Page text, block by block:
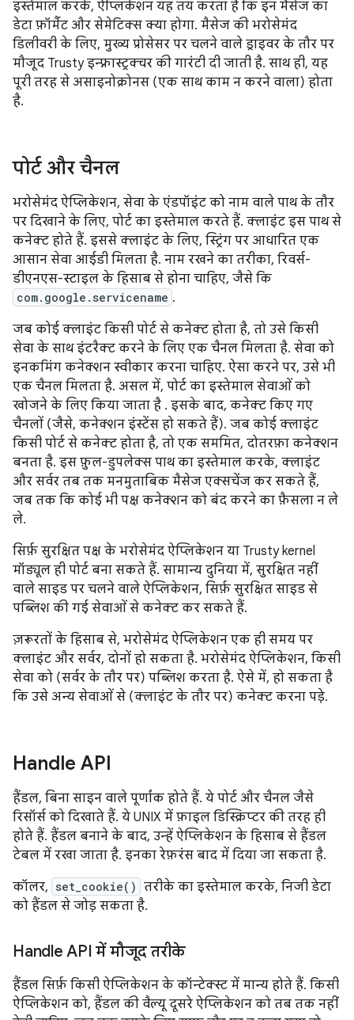
इस्तेमाल करके, ऐप्लिकेशन यह तय करता है कि इन मैसेज का
डेटा फ़ॉर्मैट और सेमेटिक्स क्या होगा. मैसेज की भरोसेमंद
डिलीवरी के लिए, मुख्य प्रोसेसर पर चलने वाले ड्राइवर के तौर पर
मौजूद Trusty इन्फ़्रास्ट्रक्चर की गारंटी दी जाती है. साथ ही, यह
पूरी तरह से असाइनोक्रोनस (एक साथ काम न करने वाला) होता
है.
पोर्ट और चैनल
भरोसेमंद ऐप्लिकेशन, सेवा के एंडपॉइंट को नाम वाले पाथ के तौर
पर दिखाने के लिए, पोर्ट का इस्तेमाल करते हैं. क्लाइंट इस पाथ से
कनेक्ट होते हैं. इससे क्लाइंट के लिए, स्ट्रिंग पर आधारित एक
आसान सेवा आईडी मिलता है. नाम रखने का तरीका, रिवर्स-
डीएनएस-स्टाइल के हिसाब से होना चाहिए, जैसे कि
com.google.servicename .
जब कोई क्लाइंट किसी पोर्ट से कनेक्ट होता है, तो उसे किसी
सेवा के साथ इंटरैक्ट करने के लिए एक चैनल मिलता है. सेवा को
इनकमिंग कनेक्शन स्वीकार करना चाहिए. ऐसा करने पर, उसे भी
एक चैनल मिलता है. असल में, पोर्ट का इस्तेमाल सेवाओं को
खोजने के लिए किया जाता है . इसके बाद, कनेक्ट किए गए
चैनलों (जैसे, कनेक्शन इंस्टेंस हो सकते हैं). जब कोई क्लाइंट
किसी पोर्ट से कनेक्ट होता है, तो एक सममित, दोतरफ़ा कनेक्शन
बनता है. इस फ़ुल-डुपलेक्स पाथ का इस्तेमाल करके, क्लाइंट
और सर्वर तब तक मनमुताबिक मैसेज एक्सचेंज कर सकते हैं,
जब तक कि कोई भी पक्ष कनेक्शन को बंद करने का फ़ैसला न ले
ले.
सिर्फ़ सुरक्षित पक्ष के भरोसेमंद ऐप्लिकेशन या Trusty kernel
मॉड्यूल ही पोर्ट बना सकते हैं. सामान्य दुनिया में, सुरक्षित नहीं
वाले साइड पर चलने वाले ऐप्लिकेशन, सिर्फ़ सुरक्षित साइड से
पब्लिश की गई सेवाओं से कनेक्ट कर सकते हैं.
ज़रूरतों के हिसाब से, भरोसेमंद ऐप्लिकेशन एक ही समय पर
क्लाइंट और सर्वर, दोनों हो सकता है. भरोसेमंद ऐप्लिकेशन, किसी
सेवा को (सर्वर के तौर पर) पब्लिश करता है. ऐसे में, हो सकता है
कि उसे अन्य सेवाओं से (क्लाइंट के तौर पर) कनेक्ट करना पड़े.
Handle API
हैंडल, बिना साइन वाले पूर्णांक होते हैं. ये पोर्ट और चैनल जैसे
रिसॉर्स को दिखाते हैं. ये UNIX में फ़ाइल डिस्क्रिप्टर की तरह ही
होते हैं. हैंडल बनाने के बाद, उन्हें ऐप्लिकेशन के हिसाब से हैंडल
टेबल में रखा जाता है. इनका रेफ़रंस बाद में दिया जा सकता है.
कॉलर, set_cookie() तरीके का इस्तेमाल करके, निजी डेटा
को हैंडल से जोड़ सकता है.
Handle API में मौजूद तरीके
हैंडल सिर्फ़ किसी ऐप्लिकेशन के कॉन्टेक्स्ट में मान्य होते हैं. किसी
ऐप्लिकेशन को, हैंडल की वैल्यू दूसरे ऐप्लिकेशन को तब तक नहीं